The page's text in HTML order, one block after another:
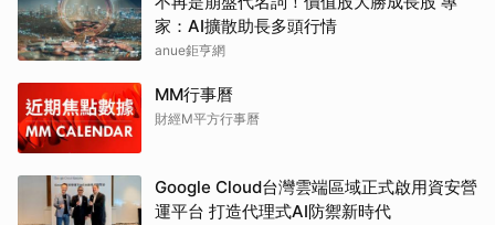
家：AI擴散助長多頭行情
anue鉅亨網
MM行事曆
財經M平方行事曆
Google Cloud台灣雲端區域正式啟用資安營
運平台 打造代理式AI防禦新時代